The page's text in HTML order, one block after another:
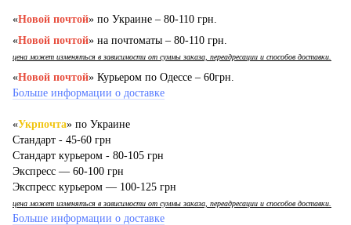
«Новой почтой» по Украине – 80-110 грн.
«Новой почтой» на почтоматы – 80-110 грн.
цена может изменяться в зависимости от суммы заказа, переадресации и способов доставки.
«Новой почтой» Курьером по Одессе – 60грн.
Больше информации о доставке
«Укрпочта» по Украине
Стандарт - 45-60 грн
Стандарт курьером - 80-105 грн
Экспресс — 60-100 грн
Экспресс курьером — 100-125 грн
цена может изменяться в зависимости от суммы заказа, переадресации и способов доставки.
Больше информации о доставке